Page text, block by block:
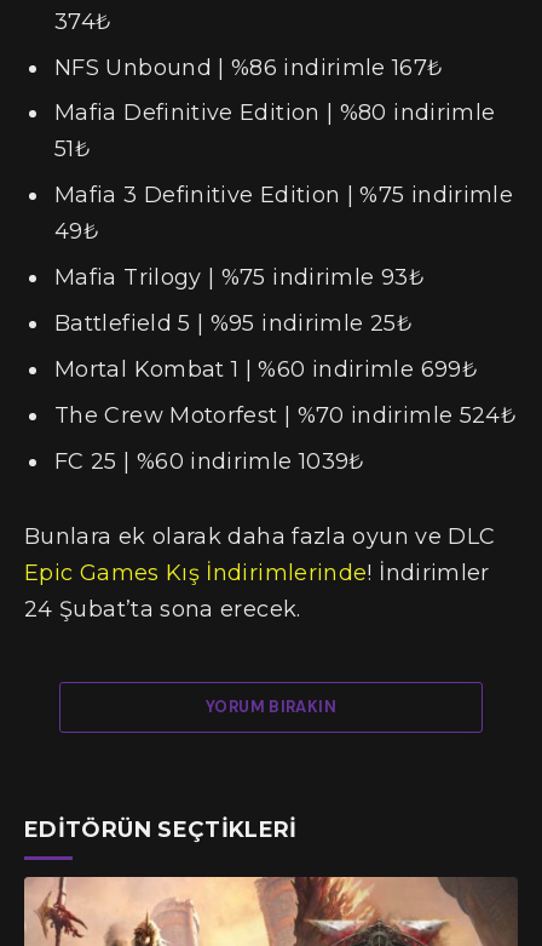
374₺
NFS Unbound | %86 indirimle 167₺
Mafia Definitive Edition | %80 indirimle
51₺
Mafia 3 Definitive Edition | %75 indirimle
49₺
Mafia Trilogy | %75 indirimle 93₺
Battlefield 5 | %95 indirimle 25₺
Mortal Kombat 1 | %60 indirimle 699₺
The Crew Motorfest | %70 indirimle 524₺
FC 25 | %60 indirimle 1039₺
Bunlara ek olarak daha fazla oyun ve DLC
Epic Games Kış İndirimlerinde! İndirimler
24 Şubat’ta sona erecek.
YORUM BIRAKIN
EDITÖRÜN SEÇTIKLERI